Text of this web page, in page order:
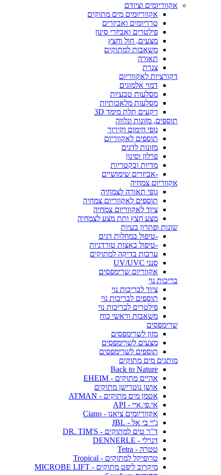
אקווריומים וציודם
אקווריומים מים מתוקים
טרריומים ואביזרים
פילטרים ואביזרי סינון
מצעים, חול וחצץ
משאבות למתוקים
תאורה
צנרת
דקורציות לאקווריום
דמוי אלמוגים
מסלעות טבעיות
מסלעות מלאכותיות
רקעים תלת מימד 3D
תוספים, מזונות ונלווה
גופי חימום וקירור
תוספים לאקווריום
מזונות לדגים
פרלון וסינון
מדיות ובקטריות
-אביזרים שימושיים
אקווריום צמחיה
גופי תאורה לצמחיה
תוספים לאקווריום צמחיה
ציוד לאקווריום צמחיה
מצע חצץ ותת מצע לצמחיה
שונות ופתרון בעיות
-טיפול במחלות דגים
-טיפול באצות טורדניות
ערכות בדיקה למתוקים
סנני UV/UVC
אקווריום שרימפסים
בריכות נוי
ציוד לבריכות נוי
תוספים לבריכות נוי
פילטרים לבריכות נוי
משאבות וראשי כוח
שרימפסים
מזון לשרימפסים
מצעים לשרימפסים
תוספים לשרימפסים
מותגים מים מתוקים
Back to Nature
אהיים מתוקים - EHEIM
אושן נוטרישן מתוקים
אטמן מים מתוקים - ATMAN
אי.פי.איי - API
אקווריומים ציאנו - Ciano
ג'יי בי אל - JBL
ד"ר טים למתוקים - DR. TIM'S
דנרלי - DENNERLE
טטרה - Tetra
טרופיקל למתוקים - Tropical
מיקרוב ליפט מתוקים - MICROBE LIFT